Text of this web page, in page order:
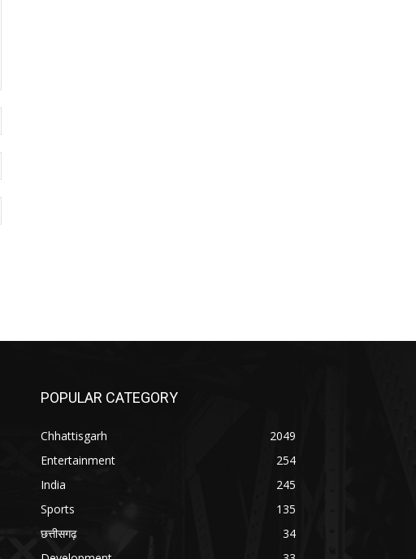
POPULAR CATEGORY
Chhattisgarh
2049
Entertainment
254
India
245
Sports
135
छत्तीसगढ़
34